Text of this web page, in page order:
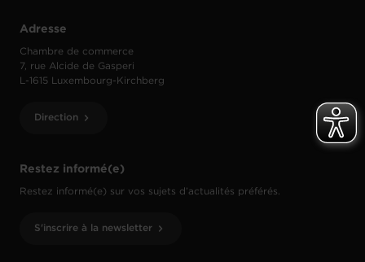
Restez informé(e)
Restez informé(e) sur vos sujets d’actualités préférés.
S'inscrire à la newsletter
Adresse
Chambre de commerce
7, rue Alcide de Gasperi
L-1615 Luxembourg-Kirchberg
Direction